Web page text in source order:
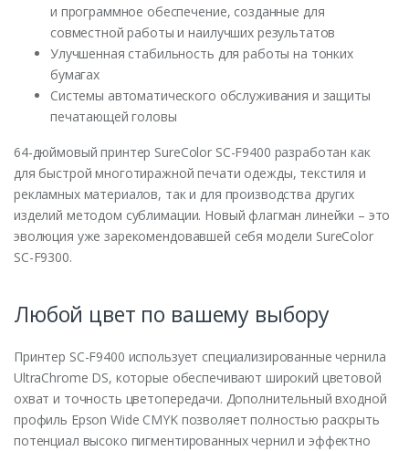
и программное обеспечение, созданные для
совместной работы и наилучших результатов
Улучшенная стабильность для работы на тонких
бумагах
Системы автоматического обслуживания и защиты
печатающей головы
64-дюймовый принтер SureColor SC-F9400 разработан как
для быстрой многотиражной печати одежды, текстиля и
рекламных материалов, так и для производства других
изделий методом сублимации. Новый флагман линейки – это
эволюция уже зарекомендовавшей себя модели SureColor
SC-F9300.
Любой цвет по вашему выбору
Принтер SC-F9400 использует специализированные чернила
UltraChrome DS, которые обеспечивают широкий цветовой
охват и точность цветопередачи. Дополнительный входной
профиль Epson Wide CMYK позволяет полностью раскрыть
потенциал высоко пигментированных чернил и эффектно